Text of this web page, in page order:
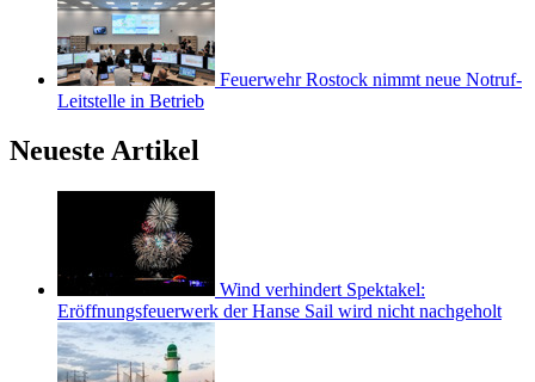
Feuerwehr Rostock nimmt neue Notruf-
Leitstelle in Betrieb
Neueste Artikel
Wind verhindert Spektakel:
Eröffnungsfeuerwerk der Hanse Sail wird nicht nachgeholt